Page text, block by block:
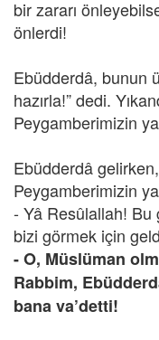
bir zararı
önlerdi!
Ebüdderdâ, bunun
hazırla!” dedi.
Peygamberimizin
Ebüdderdâ
Peygamberimizin
- Yâ Resûlallah! Bu
bizi görmek için
- O, Müslüman
Rabbim,
bana va’detti!